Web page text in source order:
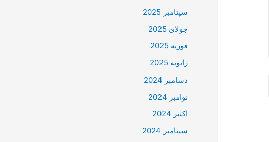
سپتامبر 2025
جولای 2025
فوریه 2025
ژانویه 2025
دسامبر 2024
نوامبر 2024
اکتبر 2024
سپتامبر 2024